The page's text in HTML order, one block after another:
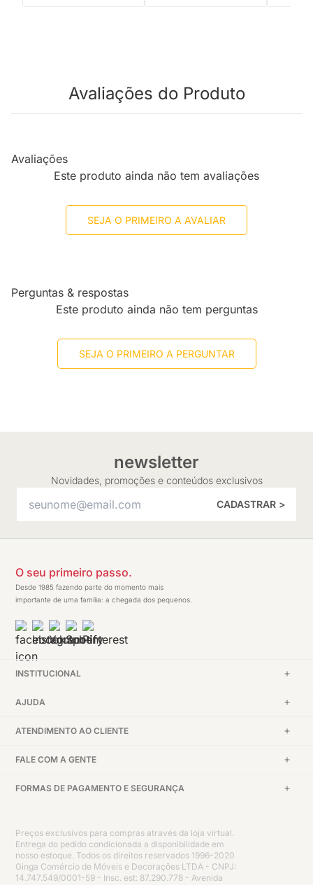
Avaliações do Produto
Avaliações
Este produto ainda não tem avaliações
SEJA O PRIMEIRO A AVALIAR
Perguntas & respostas
Este produto ainda não tem perguntas
SEJA O PRIMEIRO A PERGUNTAR
newsletter
Novidades, promoções e conteúdos exclusivos
CADASTRAR >
O seu primeiro passo.
Desde 1985 fazendo parte do momento mais
importante de uma família: a chegada dos pequenos.
INSTITUCIONAL
AJUDA
ATENDIMENTO AO CLIENTE
FALE COM A GENTE
FORMAS DE PAGAMENTO E SEGURANÇA
Preços exclusivos para compras através da loja virtual.
Entrega do pedido condicionada a disponibilidade em
nosso estoque. Todos os direitos reservados 1996-2020
Ginga Comércio de Móveis e Decorações LTDA - CNPJ:
14.747.549/0001-59 - Insc. est: 87.290.778 - Avenida